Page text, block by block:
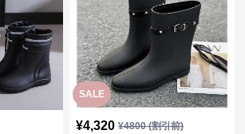
SALE
¥4,320 ¥4800(割引前)